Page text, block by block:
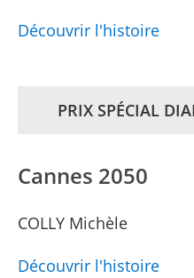
Découvrir l'histoire
PRIX SPÉCIAL
Cannes 2050
COLLY Michèle
Découvrir l'histoire